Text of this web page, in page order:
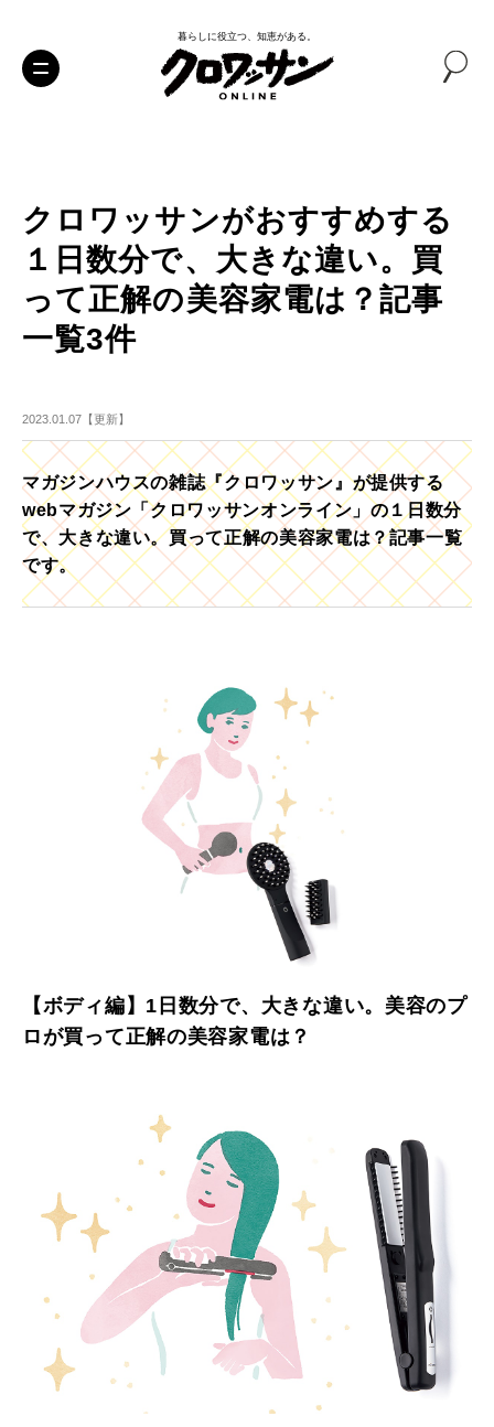
暮らしに役立つ、知恵がある。
クロワッサンがおすすめする
１日数分で、大きな違い。買
って正解の美容家電は？記事
一覧3件
2023.01.07【更新】
マガジンハウスの雑誌『クロワッサン』が提供する
webマガジン「クロワッサンオンライン」の１日数分
で、大きな違い。買って正解の美容家電は？記事一覧
です。
【ボディ編】1日数分で、大きな違い。美容のプ
ロが買って正解の美容家電は？